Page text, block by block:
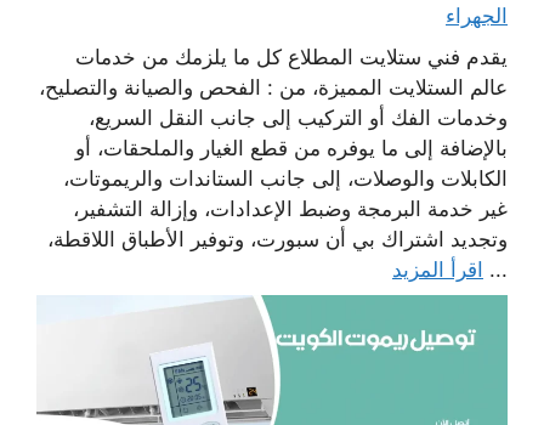
الجهراء
يقدم فني ستلايت المطلاع كل ما يلزمك من خدمات
عالم الستلايت المميزة، من : الفحص والصيانة والتصليح،
وخدمات الفك أو التركيب إلى جانب النقل السريع،
بالإضافة إلى ما يوفره من قطع الغيار والملحقات، أو
الكابلات والوصلات، إلى جانب الستاندات والريموتات،
غير خدمة البرمجة وضبط الإعدادات، وإزالة التشفير،
وتجديد اشتراك بي أن سبورت، وتوفير الأطباق اللاقطة،
... اقرأ المزيد